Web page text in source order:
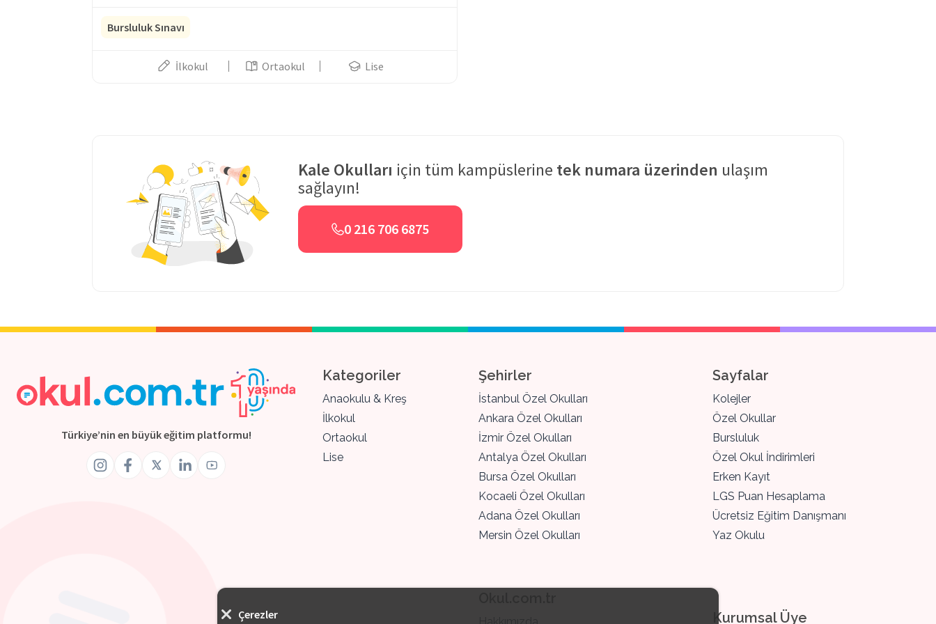
buluşmaktadırlar. Öğrencilere sunulan bilgilerin doğru ve etkin bir biçimde anlaşılabilmesi için sıradanlıktan uzak,
sanatsal faaliyetlerle renklendirilmiş eğitim programları öğrencilerin hayatlarında sosyal ve aktif bireyler olmalarını
amaçlamaktadır.
Bursluluk Sınavı
İlkokul Ortaokul Lise
Kale Okulları için tüm kampüslerine tek numara üzerinden ulaşım
sağlayın!
0 216 706 6875
Türkiye’nin en büyük eğitim platformu!
Kategoriler
Anaokulu & Kreş
İlkokul
Ortaokul
Lise
Şehirler
İstanbul Özel Okulları
Ankara Özel Okulları
İzmir Özel Okulları
Antalya Özel Okulları
Bursa Özel Okulları
Kocaeli Özel Okulları
Adana Özel Okulları
Mersin Özel Okulları
Sayfalar
Kolejler
Özel Okullar
Bursluluk
Özel Okul İndirimleri
Erken Kayıt
LGS Puan Hesaplama
Ücretsiz Eğitim Danışmanı
Yaz Okulu
Kurumsal Üye
Çerezler